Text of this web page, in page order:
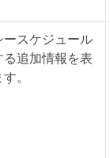
ースケジュール
る追加情報を表
。